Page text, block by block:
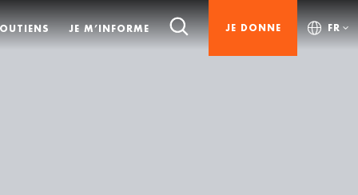
JE M’INFORME JE DONNE FR